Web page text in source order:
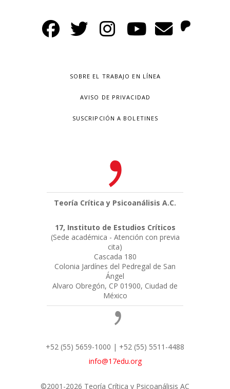
SOBRE EL TRABAJO EN LÍNEA
AVISO DE PRIVACIDAD
SUSCRIPCIÓN A BOLETINES
Teoría Crítica y Psicoanálisis A.C.
17, Instituto de Estudios Críticos
(Sede académica - Atención con previa
cita)
Cascada 180
Colonia Jardínes del Pedregal de San
Ángel
Alvaro Obregón, CP 01900, Ciudad de
México
+52 (55) 5659-1000 | +52 (55) 5511-4488
info@17edu.org
©2001-2026 Teoría Crítica y Psicoanálisis AC